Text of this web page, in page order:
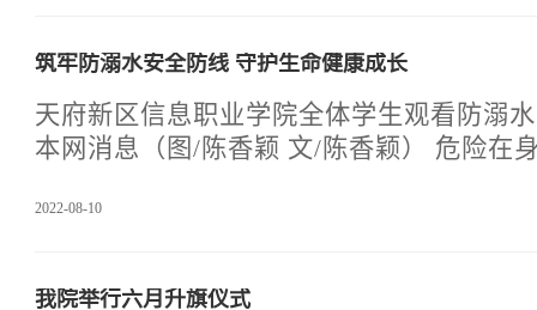
函【2020】622 号四川省教育厅关于印发
校优秀毕业生评选认定办法》的通知要求
生中开展了推选省级优秀毕业生活动。经
选、学院初评及公示，学生工作部复核，
筑牢防溺水安全防线 守护生命健康成长
天府新区信息职业学院全体学生观看防溺
本网消息（图/陈香颖 文/陈香颖） 危险在身边，警钟需长鸣。
平总书记关于教育和学校安全工作的重要
能，保障学生生命安全，为此，天府新区
2022-08-10
我院举行六月升旗仪式